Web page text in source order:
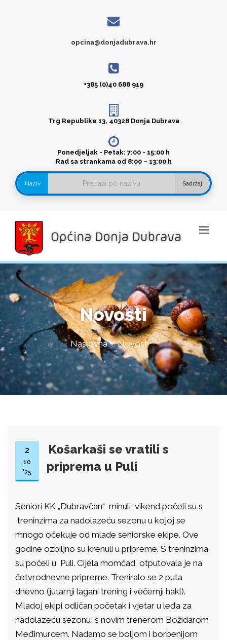
opcina@donjadubrava.hr
+385 (0)40 688 919
Trg Republike 13, 40328 Donja Dubrava
Ponedjeljak - Petak: 7:00 - 15:00 h
Rad sa strankama od 8:00 – 13:00 h
Naziv Sadržaj
Novosti
Naslovna Novosti
2
10
'25
Košarkaši se vratili s
priprema u Puli
Seniori KK „Dubravčan“ minuli vikend počeli su s
treninzima za nadolazeću sezonu u kojoj se
mnogo očekuje od mlade seniorske ekipe. Ove
godine ozbiljno su krenuli u pripreme. S treninzima
su počeli u Puli. Cijela momčad otputovala je na
četvrodnevne pripreme. Treniralo se 2 puta
dnevno (jutarnji lagani trening i večernji hakl).
Mladoj ekipi odličan početak i vjetar u leđa za
nadolazeću sezonu, s novim trenerom Božidarom
Međimurcem. Nadamo se boljom i borbenijom